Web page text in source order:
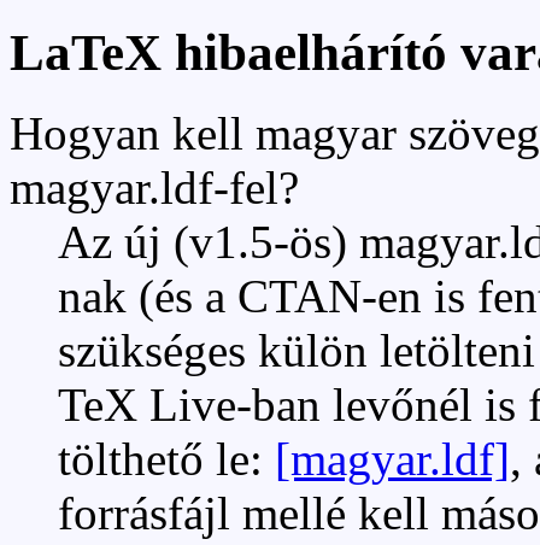
LaTeX hibaelhárító
Hogyan kell magyar
magyar.ldf-fel?
Az új (v1.5-ös)
nak (és a CTAN-en is
szükséges külön
TeX Live-ban levőnél is
tölthető le: [magyar.ldf],
forrásfájl mellé kell